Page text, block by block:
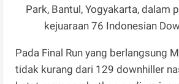
Park, Bantul, Yogyakarta, dalam
kejuaraan 76 Indonesian
Pada Final Run yang berlangsung
tidak kurang dari 129 downhiller